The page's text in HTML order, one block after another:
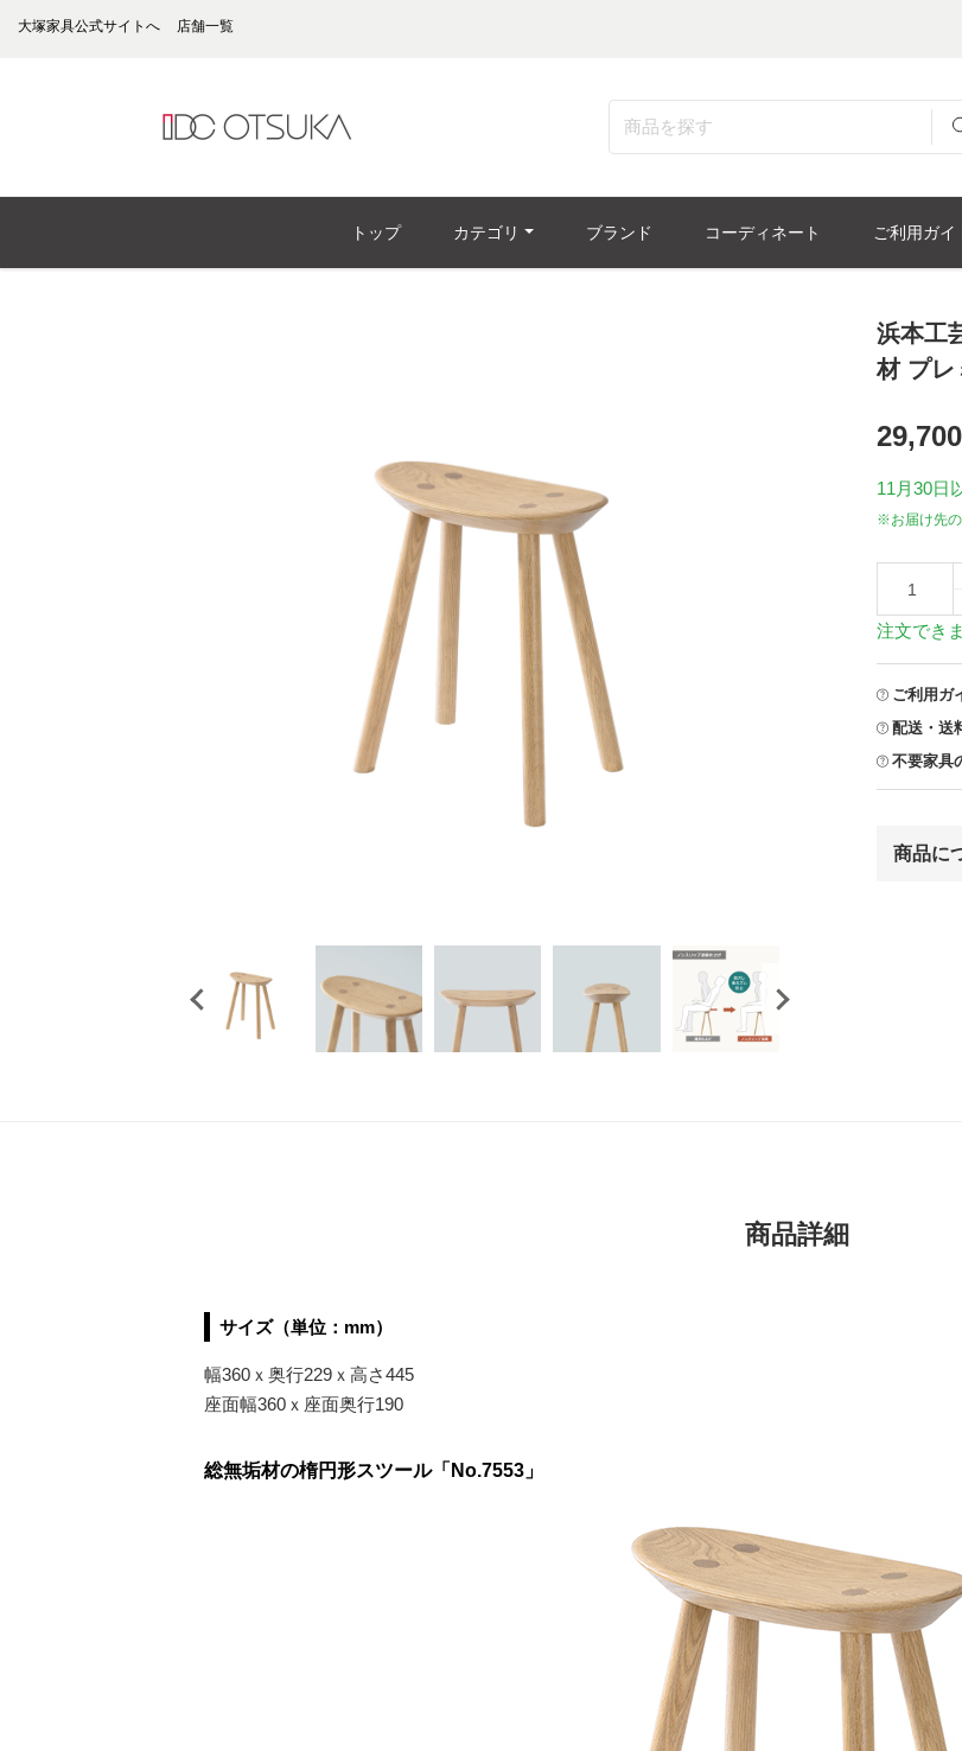
大塚家具公式サイトへ 店舗一覧
トップ カテゴリ ブランド コーディネート ご利用ガイ
浜本工
材 プレ
29,700
11月30日
※お届け先の
注文でき
ご利用ガ
配送・送
不要家具
商品に
商品詳細
サイズ（単位：mm）
幅360ｘ奥行229ｘ高さ445
座面幅360ｘ座面奥行190
総無垢材の楕円形スツール「No.7553」